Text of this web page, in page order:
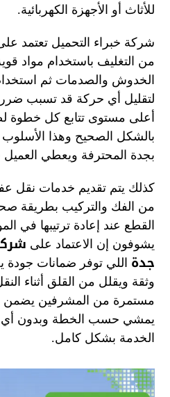
للأثاث أو الأجهزة الكهربائية.
شركة خبراء التحميل تعتمد
من التغليف باستخدام مواد
الخدوش والصدمات ثم
لتقليل أي حركة قد تسبب
أعلى مستوى تتابع كل خطوة
بالشكل الصحيح وهذا
بجدة المحترفة ويعطي العميل
كذلك يتم تقديم خدمات نقل
من الفك والتركيب بطريقة
القطع عند إعادة ترتيبها في
يشوفون إن الاعتماد على
جدة اللي توفر ضمانات جودة
وثقة ويقلل من القلق أثناء
مستمرة من المشرفين يضمن
يمشي حسب الخطة وبدون أي
الخدمة بشكل كامل.